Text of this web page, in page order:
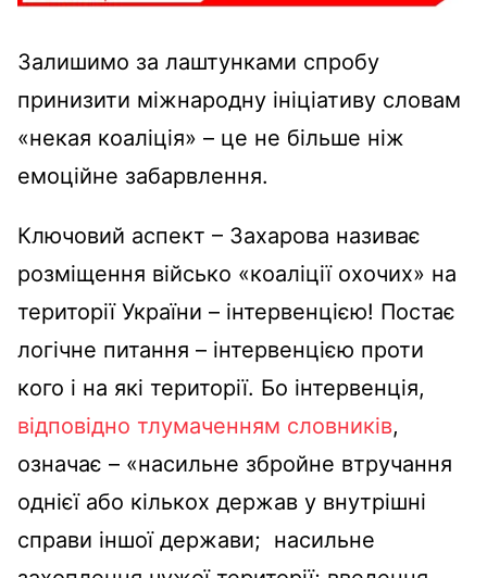
Залишимо за лаштунками спробу
принизити міжнародну ініціативу словам
«некая коаліція» – це не більше ніж
емоційне забарвлення.
Ключовий аспект – Захарова називає
розміщення військо «коаліції охочих» на
території України – інтервенцією! Постає
логічне питання – інтервенцією проти
кого і на які території. Бо інтервенція,
відповідно тлумаченням словників,
означає – «насильне збройне втручання
однієї або кількох держав у внутрішні
справи іншої держави; насильне